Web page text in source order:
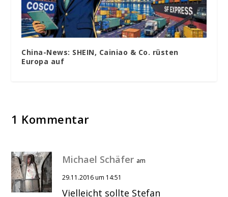
China-News: SHEIN, Cainiao & Co. rüsten
Europa auf
1 Kommentar
Michael Schäfer am
29.11.2016 um 14:51
Vielleicht sollte Stefan